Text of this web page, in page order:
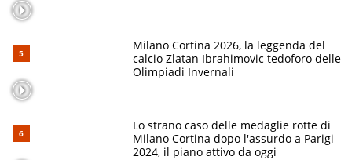
Milano Cortina 2026, la leggenda del
calcio Zlatan Ibrahimovic tedoforo delle
Olimpiadi Invernali
Lo strano caso delle medaglie rotte di
Milano Cortina dopo l'assurdo a Parigi
2024, il piano attivo da oggi